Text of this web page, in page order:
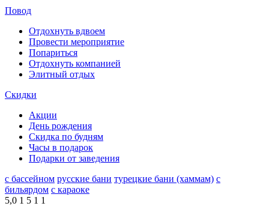
Повод
Отдохнуть вдвоем
Провести мероприятие
Попариться
Отдохнуть компанией
Элитный отдых
Скидки
Акции
День рождения
Скидка по будням
Часы в подарок
Подарки от заведения
с бассейном русские бани турецкие бани (хаммам) с
бильярдом с караоке
5,0 1 5 1 1